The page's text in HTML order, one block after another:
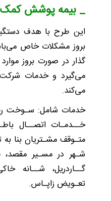
_ بیمه پوشش
این طرح با هدف
بروز مشکلات خاص
گذار در صورت بروز
می‌گیرد و خدمات
می‌کند.
خدمات شامل: سـوخت
خــدمـات اتصــال
متـوقف مشـتریان بنا
شـهر در مسـیر مقصد،
گــاردریل، شــانه
تعـویض زاپـاس.